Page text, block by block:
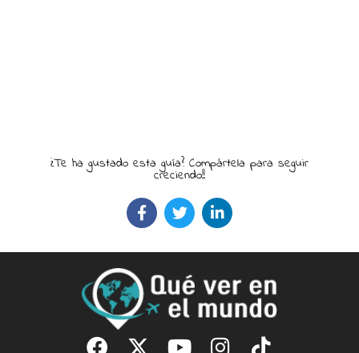
¿Te ha gustado esta guía? Compártela para seguir
creciendo!!